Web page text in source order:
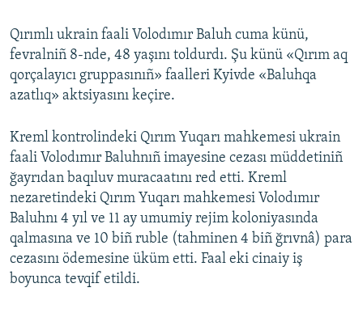
Qırımlı ukrain faali Volodımır Baluh cuma künü,
fevralniñ 8-nde, 48 yaşını toldurdı. Şu künü «Qırım aq
qorçalayıcı gruppasınıñ» faalleri Kyivde «Baluhqa
azatlıq» aktsiyasını keçire.
Kreml kontrolindeki Qırım Yuqarı mahkemesi ukrain
faali Volodımır Baluhnıñ imayesine cezası müddetiniñ
ğayrıdan baqıluv muracaatını red etti. Kreml
nezaretindeki Qırım Yuqarı mahkemesi Volodımır
Baluhnı 4 yıl ve 11 ay umumiy rejim koloniyasında
qalmasına ve 10 biñ ruble (tahminen 4 biñ ğrıvnâ) para
cezasını ödemesine üküm etti. Faal eki cinaiy iş
boyunca tevqif etildi.